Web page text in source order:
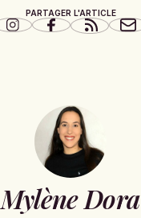
PARTAGER L'ARTICLE
Mylène Dora